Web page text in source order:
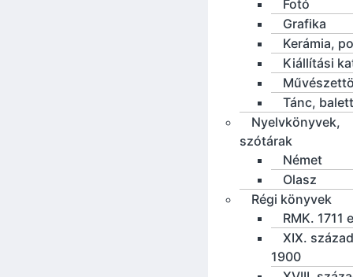
Fotó
Grafika
Kerámia,
Kiállítási
Tánc, balett
Nyelvkönyvek,
szótárak
Német
Olasz
Régi könyvek
RMK. 1711
XIX.
1900